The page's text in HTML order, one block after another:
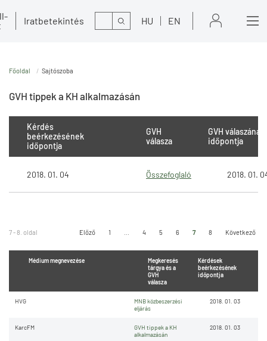
Iratbetekintés Kereső HU EN
Főoldal Sajtószoba
GVH tippek a KH alkalmazásán
Kérdés
beérkezésének
időpontja
GVH
válasza
GVH válaszának
időpontja
2018. 01. 04 Összefoglaló 2018. 01.
7 - 8. oldal Előző 1 4 5 6 7 8 Következő
Megkeresés
tárgya és a
GVH
válasza
Médium megnevezése
Kérdések
beérkezésének
időpontja
HVG
MNB közbeszerzési
eljárás
2018. 01. 03
KarcFM
GVH tippek a KH
alkalmazásán
2018. 01. 03